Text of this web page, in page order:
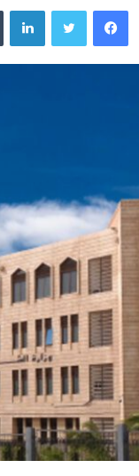
فيسبوك لينكدإن